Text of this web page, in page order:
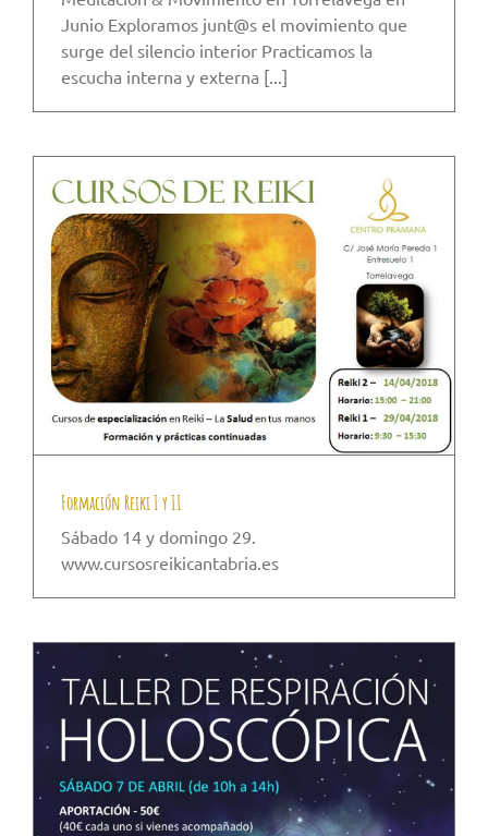
Junio Exploramos junt@s el movimiento que
surge del silencio interior Practicamos la
escucha interna y externa [...]
Formación Reiki I y II
Sábado 14 y domingo 29.
www.cursosreikicantabria.es